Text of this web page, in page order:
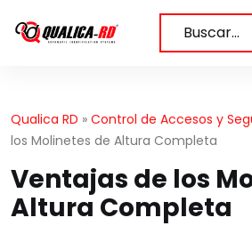
Buscar…
Qualica RD » Control de Accesos y
los Molinetes de Altura Completa
Ventajas de los
Altura Completa